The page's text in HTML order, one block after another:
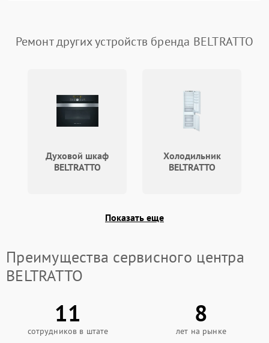
воды
1800 ₽ Подробнее →
Сбои в работе таймера Подробнее →
Ремонт других устройств бренда BELTRATTO
Духовой шкаф
BELTRATTO
Холодильник
BELTRATTO
Показать еще
Преимущества сервисного центра
BELTRATTO
11
сотрудников в штате
8
лет на рынке